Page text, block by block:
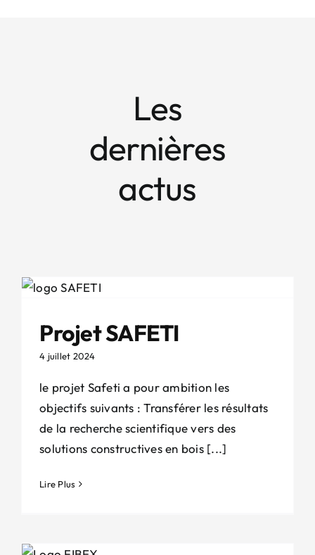
Les
dernières
actus
Projet SAFETI
4 juillet 2024
le projet Safeti a pour ambition les
objectifs suivants : Transférer les résultats
de la recherche scientifique vers des
solutions constructives en bois [...]
Lire Plus